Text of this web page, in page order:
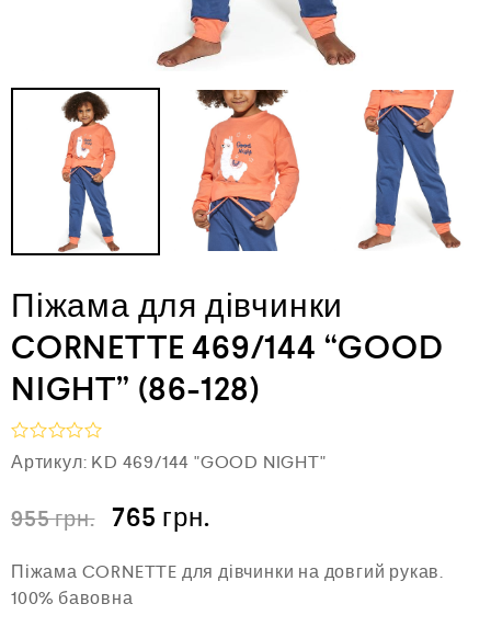
Піжама для дівчинки
CORNETTE 469/144 “GOOD
NIGHT” (86-128)
О
ц
н
е
о
в
0
Артикул: KD 469/144 "GOOD NIGHT"
955грн. 765 грн.
Піжама CORNETTE для дівчинки на довгий рукав.
100% бавовна